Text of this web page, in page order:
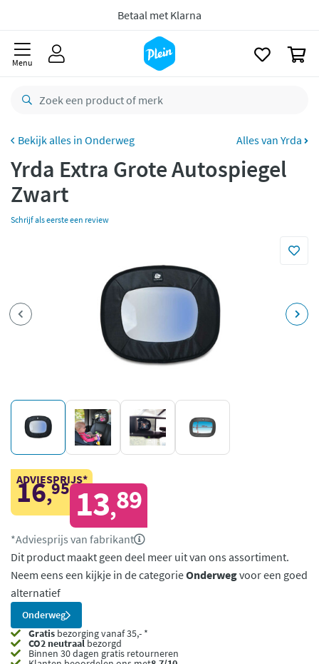
Bestelling uiterlijk maandag
Gratisretourneren
CO2 neutraal
Menu
Onderweg Alles van Yrda
Yrda Extra Grote Autospiegel
Zwart
Schrijf als eerste een review
ADVIESPRIJS*
16,95 13,89
*Adviesprijs van fabrikant
Dit product maakt geen deel meer uit van ons assortiment.
Neem eens een kijkje in de categorieOnderwegvoor een goed
alternatief
Onderweg
Gratis bezorging vanaf 35,- *
CO2 neutraalbezorgd
Binnen 30 dagen gratis retourneren